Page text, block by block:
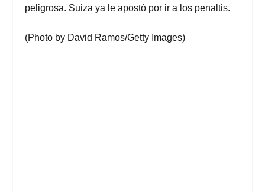
peligrosa. Suiza ya le apostó por ir a los penaltis.
(Photo by David Ramos/Getty Images)